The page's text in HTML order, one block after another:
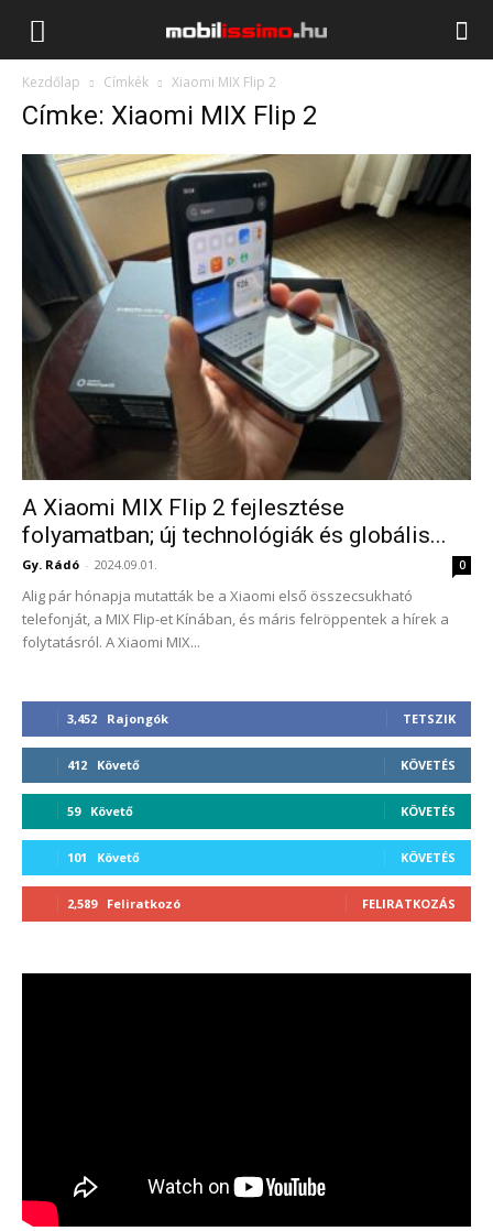
Mobilissimo.hu
Kezdőlap Címkék Xiaomi MIX Flip 2
Címke: Xiaomi MIX Flip 2
A Xiaomi MIX Flip 2 fejlesztése
folyamatban; új technológiák és globális...
Gy. Rádó - 2024.09.01. 0
Alig pár hónapja mutatták be a Xiaomi első összecsukható
telefonját, a MIX Flip-et Kínában, és máris felröppentek a hírek a
folytatásról. A Xiaomi MIX...
3,452 Rajongók TETSZIK
412 Követő KÖVETÉS
59 Követő KÖVETÉS
101 Követő KÖVETÉS
2,589 Feliratkozó FELIRATKOZÁS